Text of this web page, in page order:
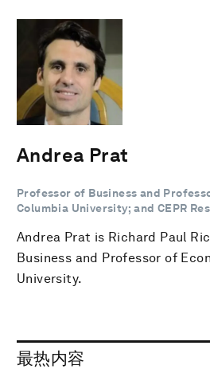
Andrea Prat
Professor of Business and
Columbia University; and CEPR
Andrea Prat is Richard Paul
Business and Professor of
University.
最热内容